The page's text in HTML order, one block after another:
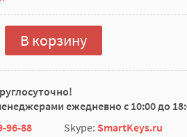
В корзину
ежедневно с 10:00 до
96-88 Skype: SmartKeys.ru